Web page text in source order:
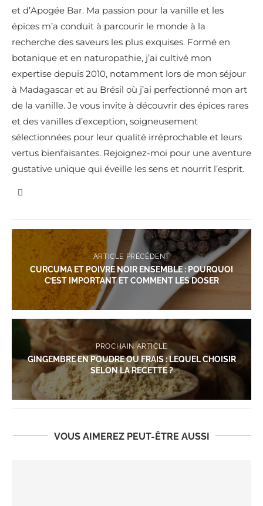
et d’Apogée Bar. Ma passion pour la vanille et les
épices m’a conduit à parcourir le monde à la
recherche des saveurs les plus exquises. Formé en
botanique et en naturopathie, j’ai cultivé mon
expertise depuis 2010, notamment lors de mon séjour
à Madagascar et au Brésil où j’ai perfectionné mon art
de la vanille. Je vous invite à découvrir des épices rares
et des vanilles d’exception, soigneusement
sélectionnées pour leur qualité irréprochable et leurs
vertus bienfaisantes. Rejoignez-moi pour une aventure
gustative unique qui éveille les sens et nourrit l’esprit.
ARTICLE PRÉCÉDENT
CURCUMA ET POIVRE NOIR ENSEMBLE : POURQUOI
C’EST IMPORTANT ET COMMENT LES DOSER
PROCHAIN ARTICLE
GINGEMBRE EN POUDRE OU FRAIS : LEQUEL CHOISIR
SELON LA RECETTE ?
VOUS AIMEREZ PEUT-ÊTRE AUSSI